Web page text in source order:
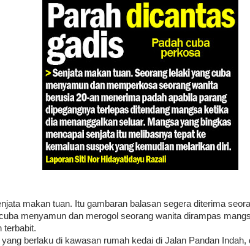
makan tuan. Itu gambaran balasan segera diterima
menyamun dan merogol seorang wanita dirampas
terbabit.
berlaku di kawasan rumah kedai di Jalan Pandan Indah,